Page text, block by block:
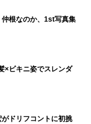
根なのか、1st写真集
×ビキニ姿でスレンダ
ドリフコントに初挑